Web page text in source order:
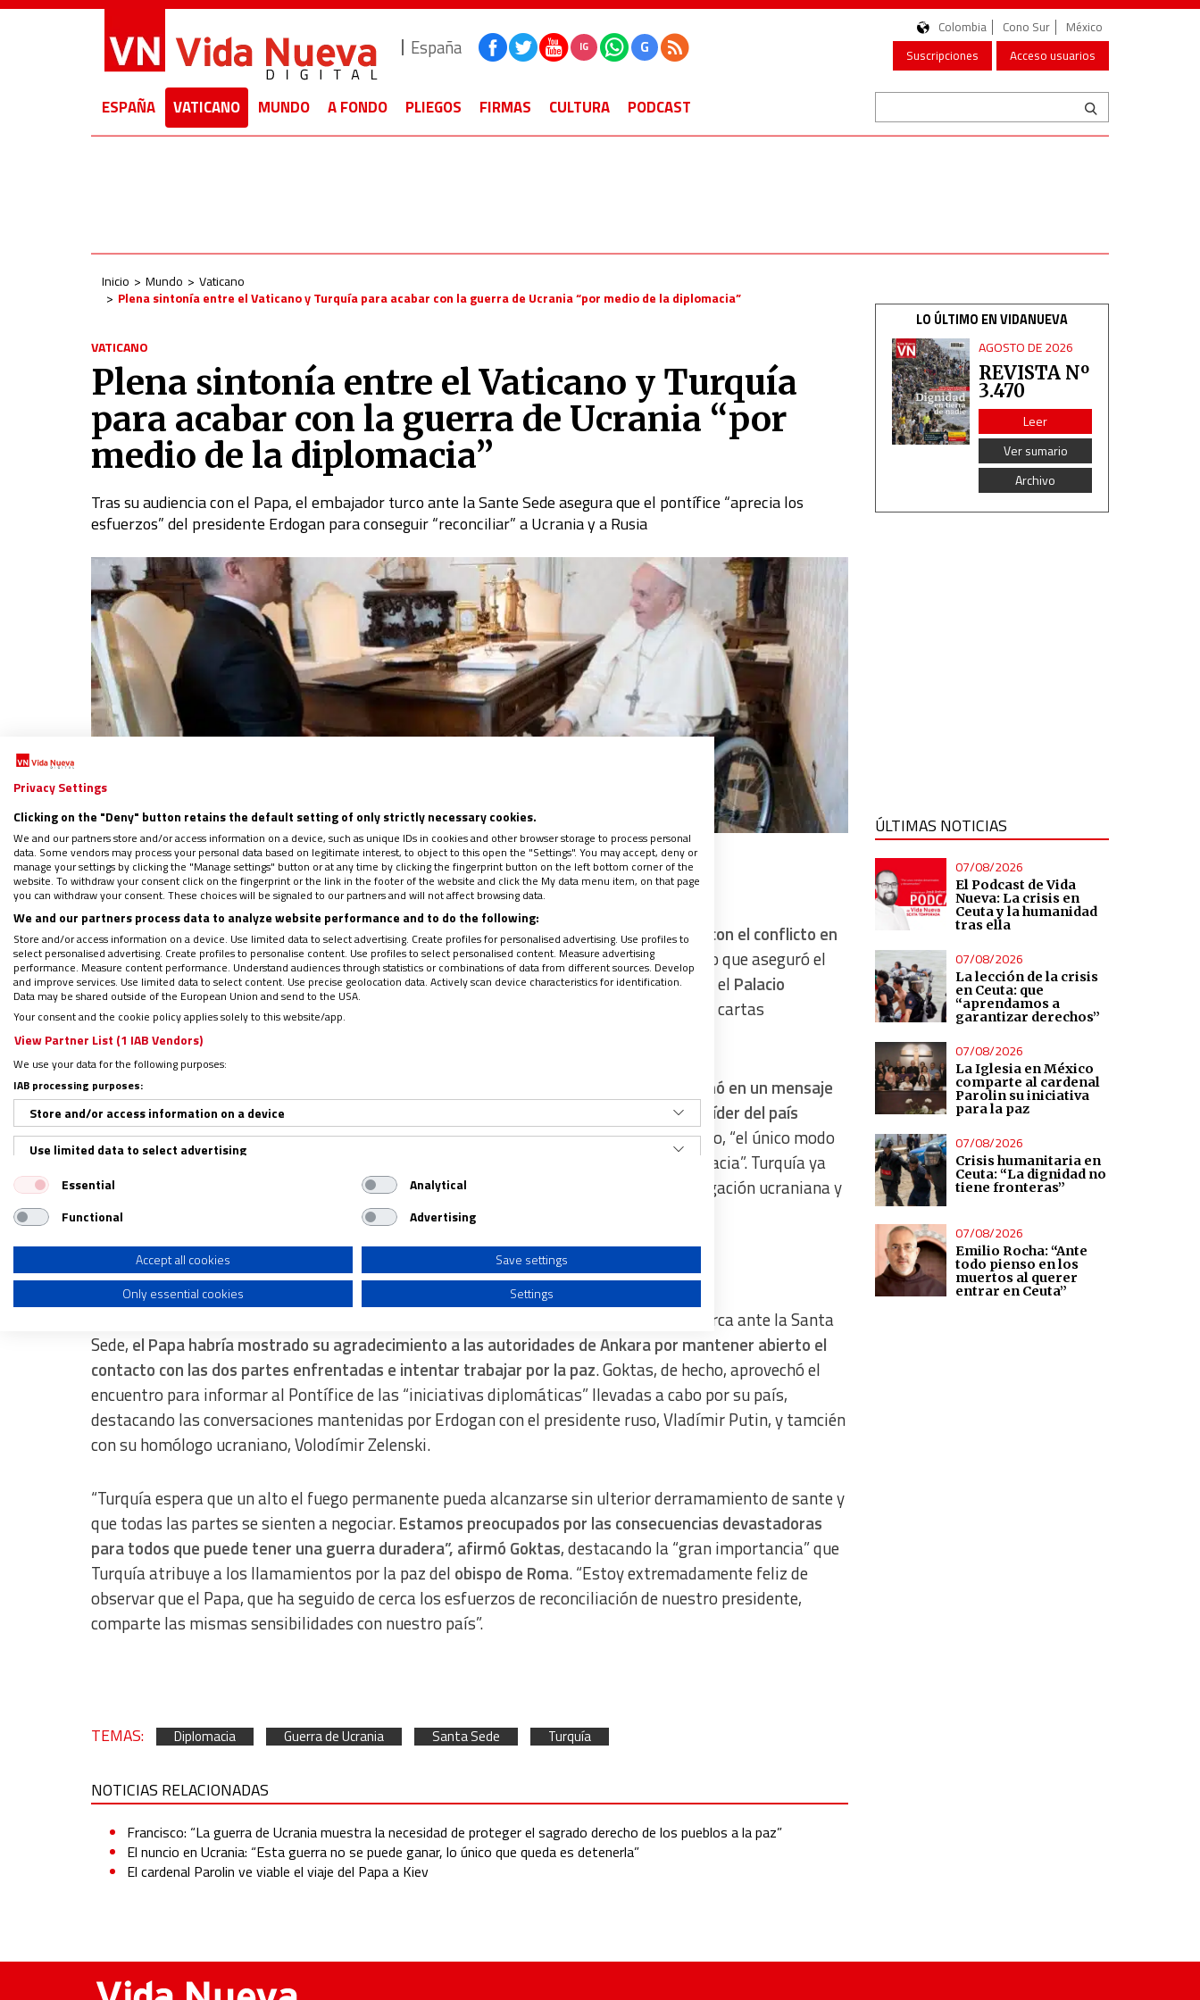
España IG G
Colombia Cono Sur
México
Suscripciones
Acceso usuarios
ESPAÑA VATICANO MUNDO A FONDO PLIEGOS FIRMAS CULTURA PODCAST
Inicio Mundo
Vaticano
Plena sintonía entre el Vaticano y Turquía para acabar con la guerra de Ucrania “por medio de la diplomacia”
VATICANO
Plena sintonía entre el Vaticano y Turquía
para acabar con la guerra de Ucrania “por
medio de la diplomacia”
Tras su audiencia con el Papa, el embajador turco ante la Sante Sede asegura que el pontífice “aprecia los
esfuerzos” del presidente Erdogan para conseguir “reconciliar” a Ucrania y a Rusia
Síguenos en: IG G
PorDarío Menor (Roma)|30/05/2022 - 13:49
El Vaticano y Turquía tienen una visión común sobre cuál es la única manera de acabar con el conflicto en
Ucrania: “por medio de la diplomacia y las negociaciones, no a través de la guerra”
. Es lo que aseguró el
embajador turco ante la Santa Sede, Lutfullah Goktas, tras mantener una audiencia en el Palacio
Apostólicoel pasado sábado con el
, ante el que ya había presentado sus cartas
credenciales en 2019.
Antiguo asesor del presidente turco, Recep Tayyip Erdogan, el embajador Goktas afirmó en un mensaje
publicado en su perfil de las redes sociales que el Pontífice “aprecia los esfuerzos” del líder del país
euroasiático para conseguir “reconciliar a Ucrania y a Rusia”. Según indicó el diplomático, “el único modo
posible para establecer un alto el fuego e iniciar negociaciones es a través de la diplomacia”. Turquía ya
trató de explorar esta vía al principio del conflicto con las conversaciones entre la delegación ucraniana y
la rusa que tuvieron lugar en Estambul a finales de marzo, entre otras iniciativas.
“Consecuencias devastadoras” de la guerra
En la audiencia que mantuvo el pasado sábado con el jefe de la legación diplomática turca ante la Santa
Sede, el Papa habría mostrado su agradecimiento a las autoridades de Ankara por mantener abierto el
contacto con las dos partes enfrentadas e intentar trabajar por la paz. Goktas, de hecho, aprovechó el
encuentro para informar al Pontífice de las “iniciativas diplomáticas” llevadas a cabo por su país,
destacando las conversaciones mantenidas por Erdogan con el presidente ruso, Vladímir Putin, y tamcién
con su homólogo ucraniano, Volodímir Zelenski.
“Turquía espera que un alto el fuego permanente pueda alcanzarse sin ulterior derramamiento de sante y
que todas las partes se sienten a negociar.Estamos preocupados por las consecuencias devastadoras
para todos que puede tener una guerra duradera”, afirmó Goktas, destacando la “gran importancia” que
Turquía atribuye a los llamamientos por la paz del obispo de Roma. “Estoy extremadamente feliz de
observar que el Papa, que ha seguido de cerca los esfuerzos de reconciliación de nuestro presidente,
comparte las mismas sensibilidades con nuestro país”.
TEMAS: Diplomacia Guerra de Ucrania Santa Sede Turquía
NOTICIAS RELACIONADAS
Francisco: “La guerra de Ucrania muestra la necesidad de proteger el sagrado derecho de los pueblos a la paz”
El nuncio en Ucrania: “Esta guerra no se puede ganar, lo único que queda es detenerla”
El cardenal Parolin ve viable el viaje del Papa a Kiev
LO ÚLTIMO EN VIDANUEVA
AGOSTO DE 2026
REVISTA Nº
3.470
Leer
Ver sumario
Archivo
ÚLTIMAS NOTICIAS
07/08/2026
El Podcast de Vida
Nueva: La crisis en
Ceuta y la humanidad
tras ella
07/08/2026
La lección de la crisis
en Ceuta: que
“aprendamos a
garantizar derechos”
07/08/2026
La Iglesia en México
comparte al cardenal
Parolin su iniciativa
para la paz
07/08/2026
Crisis humanitaria en
Ceuta: “La dignidad no
tiene fronteras”
07/08/2026
Emilio Rocha: “Ante
todo pienso en los
muertos al querer
entrar en Ceuta”
Privacy Settings
Clicking on the "Deny" button retains the default setting of only strictly necessary cookies.
We and our partners store and/or access information on a device, such as unique IDs in cookies and other browser storage to process personal
data. Some vendors may process your personal data based on legitimate interest, to object to this open the "Settings". You may accept, deny or
manage your settings by clicking the "Manage settings" button or at any time by clicking the fingerprint button on the left bottom corner of the
website. To withdraw your consent click on the fingerprint or the link in the footer of the website and click the My data menu item, on that page
you can withdraw your consent. These choices will be signaled to our partners and will not affect browsing data.
We and our partners process data to analyze website performance and to do the following:
Store and/or access information on a device. Use limited data to select advertising. Create profiles for personalised advertising. Use profiles to
select personalised advertising. Create profiles to personalise content. Use profiles to select personalised content. Measure advertising
performance. Measure content performance. Understand audiences through statistics or combinations of data from different sources. Develop
and improve services. Use limited data to select content. Use precise geolocation data. Actively scan device characteristics for identification.
Data may be shared outside of the European Union and send to the USA.
Your consent and the cookie policy applies solely to this website/app.
View Partner List (1 IAB Vendors)
We use your data for the following purposes:
IAB processing purposes:
Store and/or access information on a device
Use limited data to select advertising
Create profiles for personalised advertising
Use profiles to select personalised advertising
Create profiles to personalise content
Use profiles to select personalised content
Measure content performance
Understand audiences through statistics or combinations of data from different sources
Develop and improve services
IAB Special Features:
Use precise geolocation data
Identify devices based on information actively requested
Non-IAB processing purposes:
Advertising
Essential
Analytical
Functional
Advertising
Accept all cookies
Save settings
Only essential cookies
Settings